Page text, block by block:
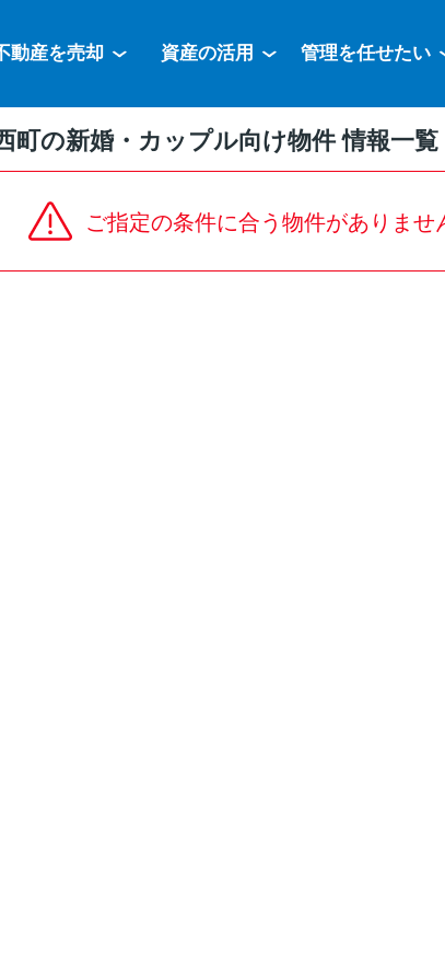
動産を売却 資産の活用 管理を任せたい
町の新婚・カップル向け物件 情報一覧
ご指定の条件に合う物件がありませ